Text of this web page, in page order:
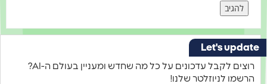
Let's update
רוצים לקבל עדכונים על כל מה שחדש ומעניין בעולם ה-AI?
הרשמו לניוזלטר שלנו!